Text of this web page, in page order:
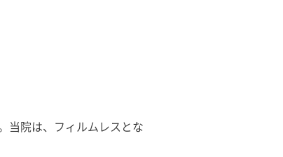
当院は、フィルムレスとな